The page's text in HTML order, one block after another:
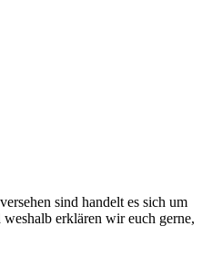
sind handelt es sich um
erklären wir euch gerne,